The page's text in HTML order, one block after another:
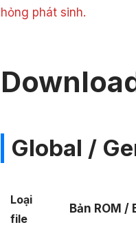
hỏng phát sinh.
Global /
Loại
file
Bản ROM /